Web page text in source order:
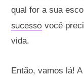
qual for a sua
sucesso você
vida.
Então, vamos lá!